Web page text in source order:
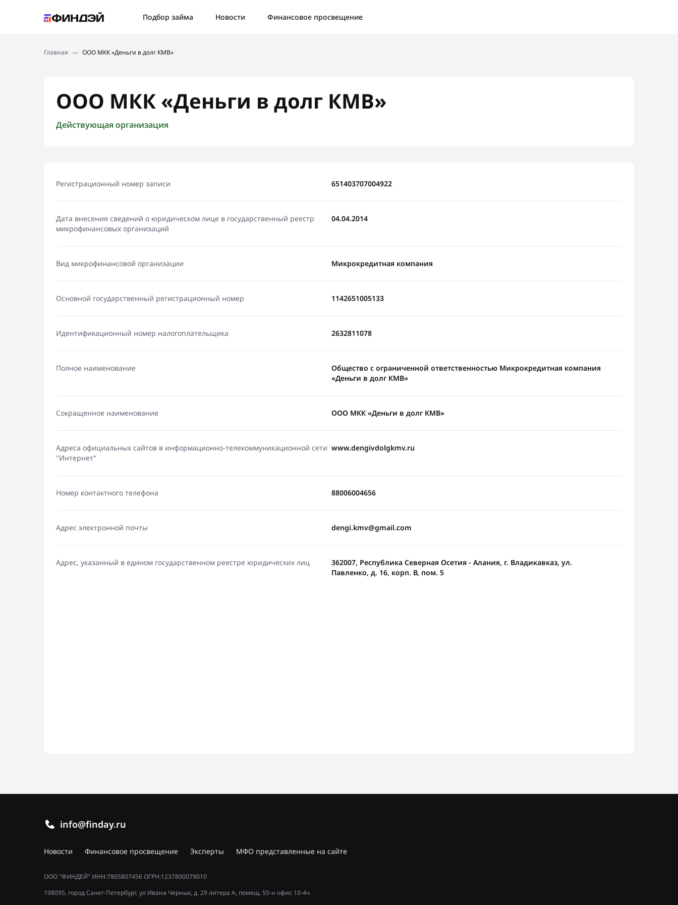
Подбор займа Новости
Финансовое просвещение
Новости
Главная — ООО МКК «Деньги в долг КМВ»
ООО МКК «Деньги в долг КМВ»
Действующая организация
Регистрационный номер записи 651403707004922
Дата внесения сведений о юридическом лице в государственный реестр
микрофинансовых организаций
04.04.2014
Вид микрофинансовой организации Микрокредитная компания
Основной государственный регистрационный номер 1142651005133
Идентификационный номер налогоплательщика 2632811078
Полное наименование
Общество с ограниченной ответственностью Микрокредитная компания
«Деньги в долг КМВ»
Сокращенное наименование ООО МКК «Деньги в долг КМВ»
Адреса официальных сайтов в информационно-телекоммуникационной сети
"Интернет"
www.dengivdolgkmv.ru
Номер контактного телефона 88006004656
Адрес электронной почты dengi.kmv@gmail.com
Адрес, указанный в едином государственном реестре юридических лиц
362007, Республика Северная Осетия - Алания, г. Владикавказ, ул.
Павленко, д. 16, корп. В, пом. 5
info@finday.ru
Новости Финансовое просвещение Эксперты МФО представленные на сайте
ООО "ФИНДЕЙ" ИНН:7805807456 ОГРН:1237800079010
198095, город Санкт-Петербург, ул Ивана Черных, д. 29 литера А, помещ. 55-н офис 10-4ч
Ошибка: Контактная форма не найдена.
Отправить новый запрос